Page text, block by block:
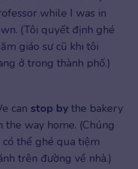
while I was in
(Tôi quyết định ghé
giáo sư cũ khi tôi
ở trong thành phố.)
can stop by the bakery
the way home. (Chúng
có thể ghé qua tiệm
trên đường về nhà.)